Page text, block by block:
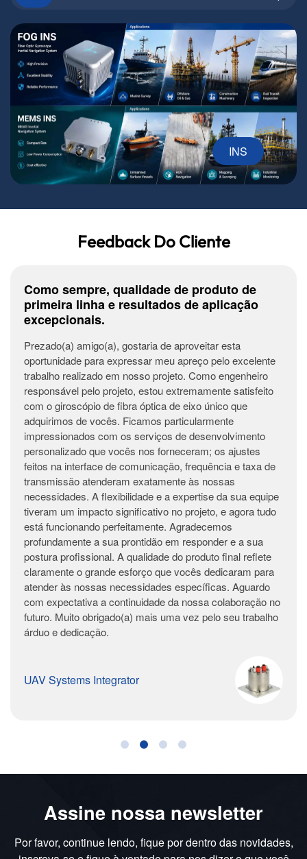
dinâmicos.CentrífugaCarregamento controlado de alta
aceleração para calibração de alta aceleração e testes de
estresse.
INS
Feedback Do Cliente
Como sempre, qualidade de produto de
primeira linha e resultados de aplicação
excepcionais.
Prezado(a) amigo(a), gostaria de aproveitar esta
oportunidade para expressar meu apreço pelo excelente
trabalho realizado em nosso projeto. Como engenheiro
responsável pelo projeto, estou extremamente satisfeito
com o giroscópio de fibra óptica de eixo único que
adquirimos de vocês. Ficamos particularmente
impressionados com os serviços de desenvolvimento
personalizado que vocês nos forneceram; os ajustes
feitos na interface de comunicação, frequência e taxa de
transmissão atenderam exatamente às nossas
necessidades. A flexibilidade e a expertise da sua equipe
tiveram um impacto significativo no projeto, e agora tudo
está funcionando perfeitamente. Agradecemos
profundamente a sua prontidão em responder e a sua
postura profissional. A qualidade do produto final reflete
claramente o grande esforço que vocês dedicaram para
atender às nossas necessidades específicas. Aguardo
com expectativa a continuidade da nossa colaboração no
futuro. Muito obrigado(a) mais uma vez pelo seu trabalho
árduo e dedicação.
UAV Systems Integrator
Assine nossa newsletter
Por favor, continue lendo, fique por dentro das novidades,